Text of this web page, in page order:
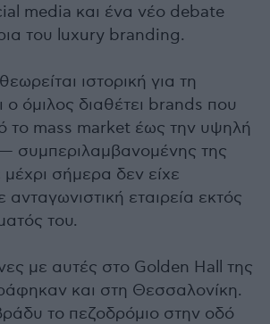
media και ένα νέο debate
του luxury branding.
ιστορική για τη
όμιλος διαθέτει brands που
το mass market έως την υψηλή
συμπεριλαμβανομένης της
σήμερα δεν είχε
ανταγωνιστική εταιρεία εκτός
του.
με αυτές στο Golden Hall της
και στη Θεσσαλονίκη.
το πεζοδρόμιο στην οδό